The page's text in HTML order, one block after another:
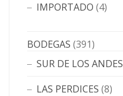
IMPORTADO (4)
BODEGAS (391)
SUR DE LOS ANDES
LAS PERDICES (8)